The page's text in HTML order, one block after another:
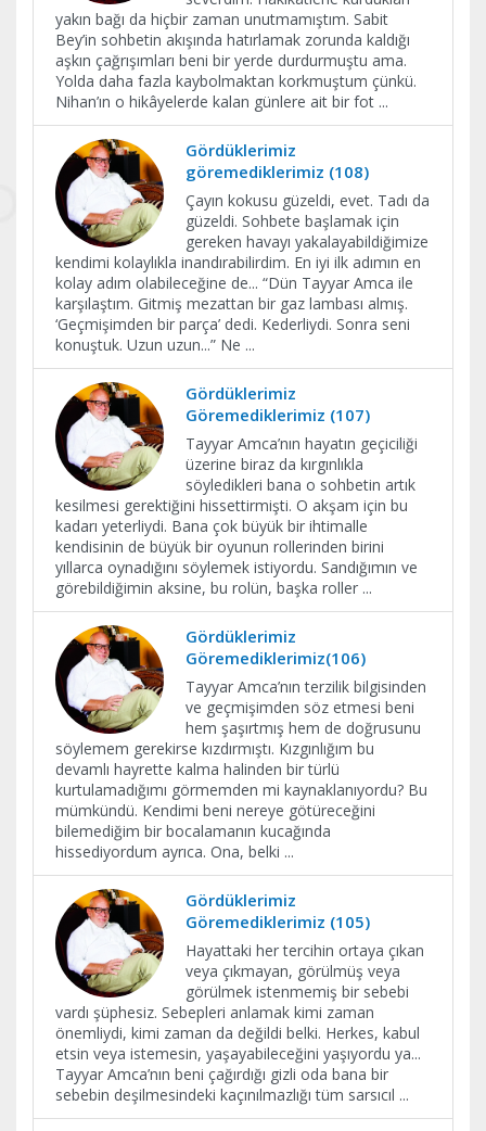
yakın bağı da hiçbir zaman unutmamıştım. Sabit
Bey’in sohbetin akışında hatırlamak zorunda kaldığı
aşkın çağrışımları beni bir yerde durdurmuştu ama.
Yolda daha fazla kaybolmaktan korkmuştum çünkü.
Nihan’ın o hikâyelerde kalan günlere ait bir fot ...
Gördüklerimiz
göremediklerimiz (108)
Çayın kokusu güzeldi, evet. Tadı da
güzeldi. Sohbete başlamak için
gereken havayı yakalayabildiğimize
kendimi kolaylıkla inandırabilirdim. En iyi ilk adımın en
kolay adım olabileceğine de... “Dün Tayyar Amca ile
karşılaştım. Gitmiş mezattan bir gaz lambası almış.
‘Geçmişimden bir parça’ dedi. Kederliydi. Sonra seni
konuştuk. Uzun uzun...” Ne ...
Gördüklerimiz
Göremediklerimiz (107)
Tayyar Amca’nın hayatın geçiciliği
üzerine biraz da kırgınlıkla
söyledikleri bana o sohbetin artık
kesilmesi gerektiğini hissettirmişti. O akşam için bu
kadarı yeterliydi. Bana çok büyük bir ihtimalle
kendisinin de büyük bir oyunun rollerinden birini
yıllarca oynadığını söylemek istiyordu. Sandığımın ve
görebildiğimin aksine, bu rolün, başka roller ...
Gördüklerimiz
Göremediklerimiz(106)
Tayyar Amca’nın terzilik bilgisinden
ve geçmişimden söz etmesi beni
hem şaşırtmış hem de doğrusunu
söylemem gerekirse kızdırmıştı. Kızgınlığım bu
devamlı hayrette kalma halinden bir türlü
kurtulamadığımı görmemden mi kaynaklanıyordu? Bu
mümkündü. Kendimi beni nereye götüreceğini
bilemediğim bir bocalamanın kucağında
hissediyordum ayrıca. Ona, belki ...
Gördüklerimiz
Göremediklerimiz (105)
Hayattaki her tercihin ortaya çıkan
veya çıkmayan, görülmüş veya
görülmek istenmemiş bir sebebi
vardı şüphesiz. Sebepleri anlamak kimi zaman
önemliydi, kimi zaman da değildi belki. Herkes, kabul
etsin veya istemesin, yaşayabileceğini yaşıyordu ya...
Tayyar Amca’nın beni çağırdığı gizli oda bana bir
sebebin deşilmesindeki kaçınılmazlığı tüm sarsıcıl ...